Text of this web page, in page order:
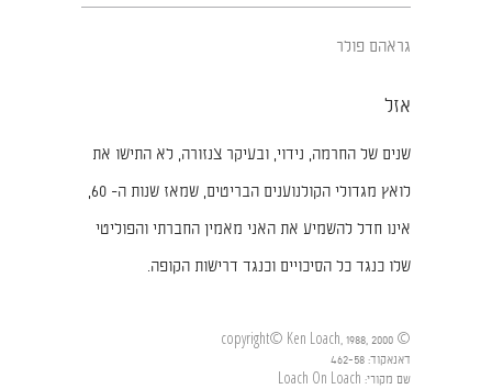
גראהם פולר
אזל
שנים של החרמה, נידוי, ובעיקר צנזורה, לא התישו את
לואץ מגדולי הקולנוענים הבריטים, שמאז שנות ה- 60,
אינו חדל להשמיע את האני מאמין החברתי והפוליטי
שלו כנגד כל הסיכויים וכנגד דרישות הקופה.
© copyright© Ken Loach, 1988, 2000
דאנאקוד:
462-58
שם מקורי:
Loach On Loach